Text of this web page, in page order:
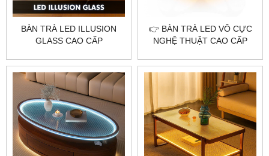
BÀN TRÀ LED ILLUSION
GLASS CAO CẤP
ÁNH SÁNG ẢO GIÁC HIỆN
ĐẠI
👉 BÀN TRÀ LED VÔ CỰC
NGHỆ THUẬT CAO CẤP